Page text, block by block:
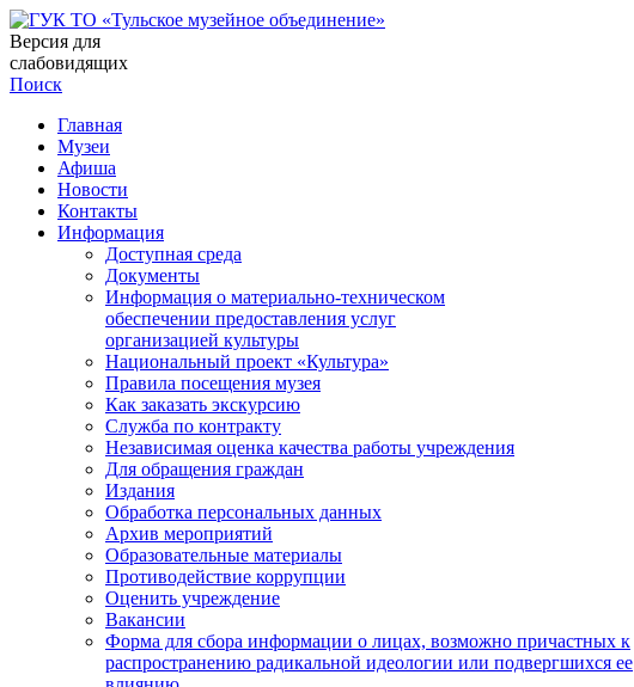
Версия для
слабовидящих
Поиск
Главная
Музеи
Афиша
Новости
Контакты
Информация
Доступная среда
Документы
Информация о материально-техническом
обеспечении предоставления услуг
организацией культуры
Национальный проект «Культура»
Правила посещения музея
Как заказать экскурсию
Служба по контракту
Независимая оценка качества работы учреждения
Для обращения граждан
Издания
Обработка персональных данных
Архив мероприятий
Образовательные материалы
Противодействие коррупции
Оценить учреждение
Вакансии
Форма для сбора информации о лицах, возможно причастных к
распространению радикальной идеологии или подвергшихся ее